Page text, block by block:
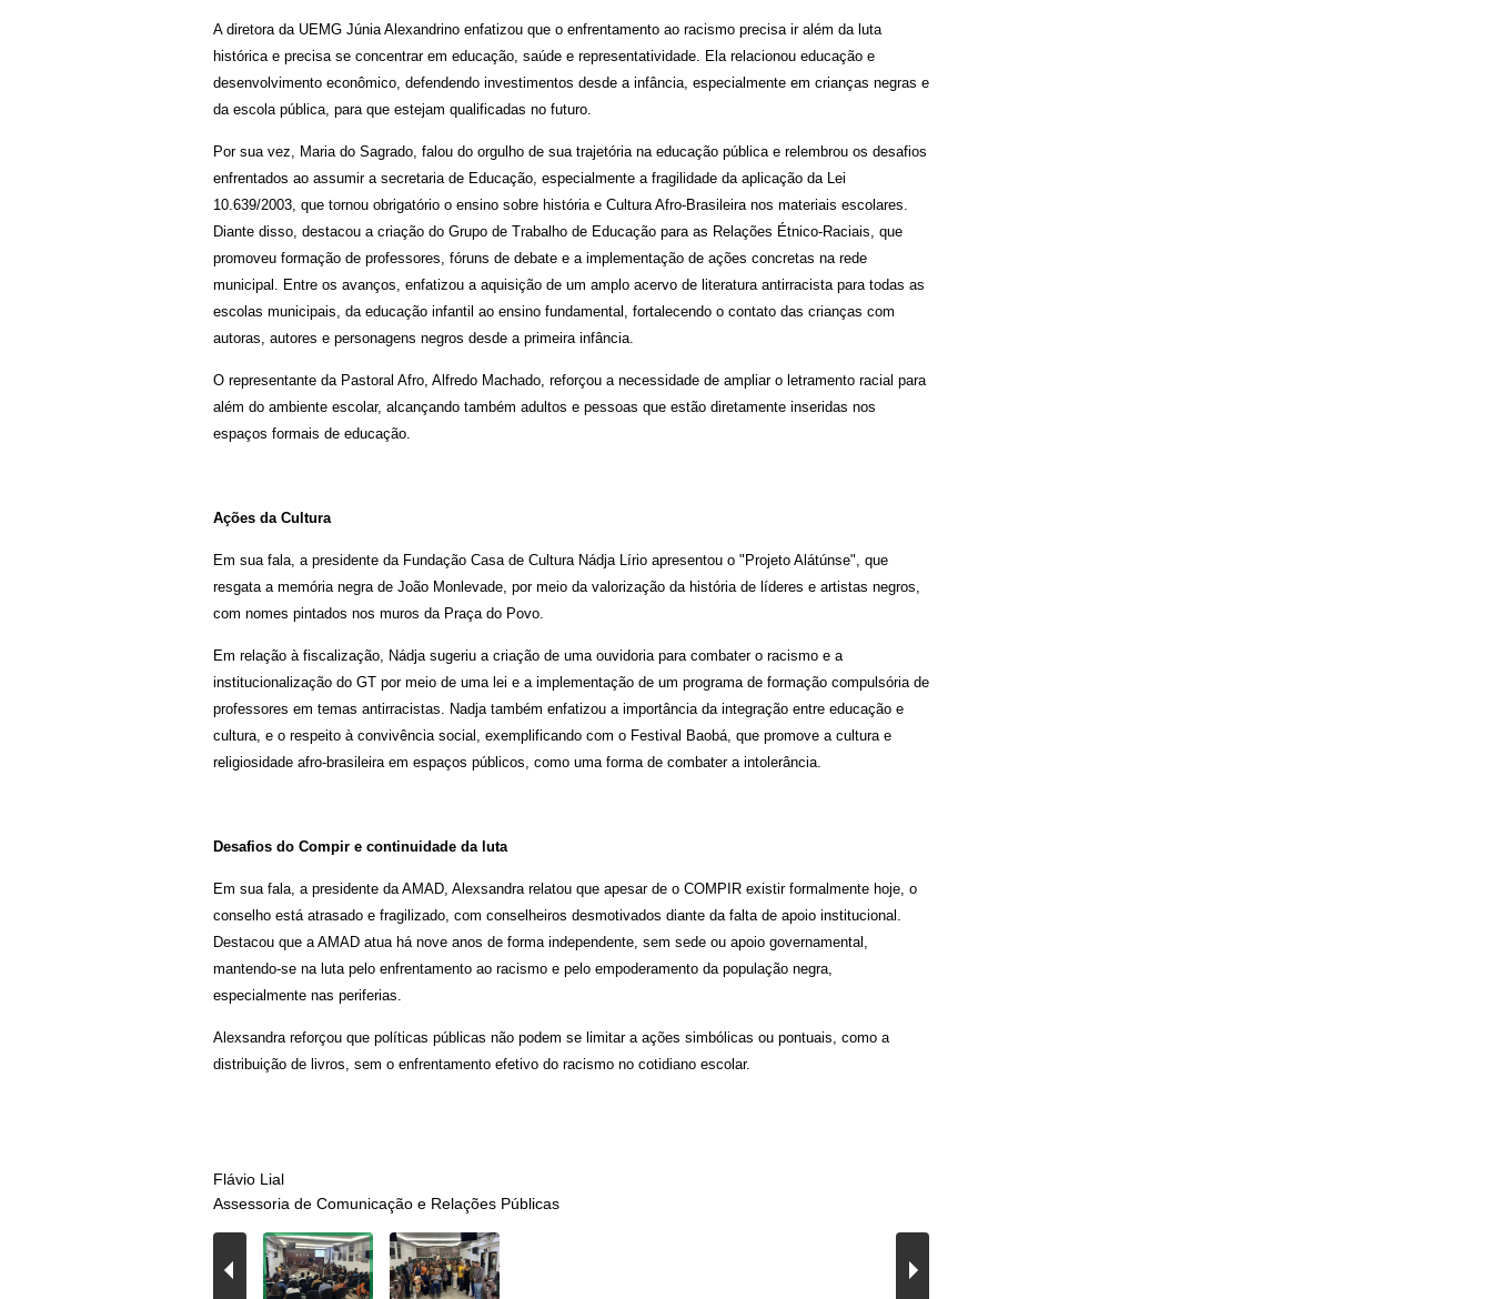
A diretora da UEMG Júnia Alexandrino enfatizou que o enfrentamento ao racismo precisa ir além da luta
histórica e precisa se concentrar em educação, saúde e representatividade. Ela relacionou educação e
desenvolvimento econômico, defendendo investimentos desde a infância, especialmente em crianças negras e
da escola pública, para que estejam qualificadas no futuro.
Por sua vez, Maria do Sagrado, falou do orgulho de sua trajetória na educação pública e relembrou os desafios
enfrentados ao assumir a secretaria de Educação, especialmente a fragilidade da aplicação da Lei
10.639/2003, que tornou obrigatório o ensino sobre história e Cultura Afro-Brasileira nos materiais escolares.
Diante disso, destacou a criação do Grupo de Trabalho de Educação para as Relações Étnico-Raciais, que
promoveu formação de professores, fóruns de debate e a implementação de ações concretas na rede
municipal. Entre os avanços, enfatizou a aquisição de um amplo acervo de literatura antirracista para todas as
escolas municipais, da educação infantil ao ensino fundamental, fortalecendo o contato das crianças com
autoras, autores e personagens negros desde a primeira infância.
O representante da Pastoral Afro, Alfredo Machado, reforçou a necessidade de ampliar o letramento racial para
além do ambiente escolar, alcançando também adultos e pessoas que estão diretamente inseridas nos
espaços formais de educação.
Ações da Cultura
Em sua fala, a presidente da Fundação Casa de Cultura Nádja Lírio apresentou o "Projeto Alátúnse", que
resgata a memória negra de João Monlevade, por meio da valorização da história de líderes e artistas negros,
com nomes pintados nos muros da Praça do Povo.
Em relação à fiscalização, Nádja sugeriu a criação de uma ouvidoria para combater o racismo e a
institucionalização do GT por meio de uma lei e a implementação de um programa de formação compulsória de
professores em temas antirracistas. Nadja também enfatizou a importância da integração entre educação e
cultura, e o respeito à convivência social, exemplificando com o Festival Baobá, que promove a cultura e
religiosidade afro-brasileira em espaços públicos, como uma forma de combater a intolerância.
Desafios do Compir e continuidade da luta
Em sua fala, a presidente da AMAD, Alexsandra relatou que apesar de o COMPIR existir formalmente hoje, o
conselho está atrasado e fragilizado, com conselheiros desmotivados diante da falta de apoio institucional.
Destacou que a AMAD atua há nove anos de forma independente, sem sede ou apoio governamental,
mantendo-se na luta pelo enfrentamento ao racismo e pelo empoderamento da população negra,
especialmente nas periferias.
Alexsandra reforçou que políticas públicas não podem se limitar a ações simbólicas ou pontuais, como a
distribuição de livros, sem o enfrentamento efetivo do racismo no cotidiano escolar.
Flávio Lial
Assessoria de Comunicação e Relações Públicas